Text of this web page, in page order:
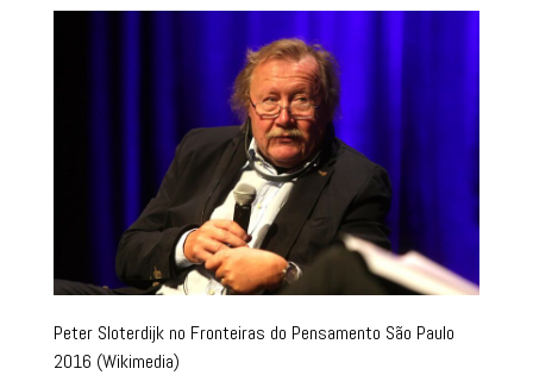
Peter Sloterdijk no Fronteiras do Pensamento São Paulo
2016 (Wikimedia)